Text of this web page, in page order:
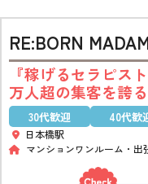
RE:BORN
『稼げるセラピス
万人超の集客を誇
30代歓迎 40代歓
日本橋駅
マンションワンルーム
出